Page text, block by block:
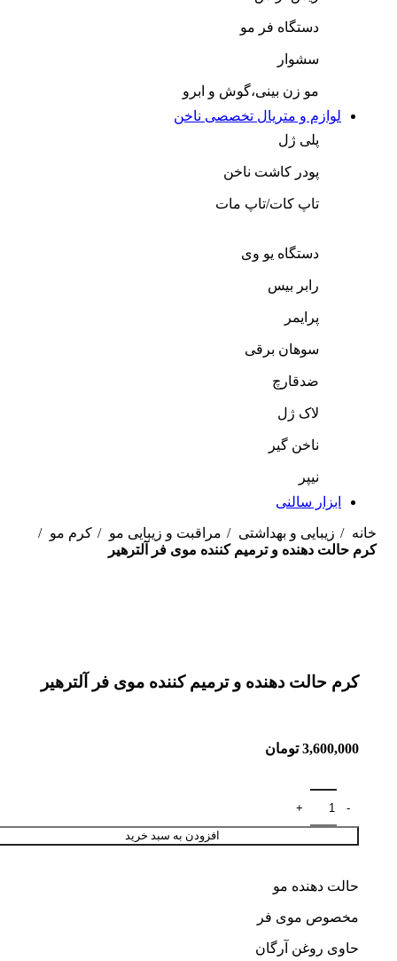
دستگاه فر مو
سشوار
مو زن بینی،گوش و ابرو
لوازم و متریال تخصصی ناخن
پلی ژل
پودر کاشت ناخن
تاپ کات/تاپ مات
دستگاه یو وی
رابر بیس
پرایمر
سوهان برقی
ضدقارچ
لاک ژل
ناخن گیر
نیپر
ابزار سالنی
خانه زیبایی و بهداشتی مراقبت و زیبایی مو
کرم مو
کرم حالت دهنده و ترمیم کننده موی فر آلترهیر
کرم حالت دهنده و ترمیم کننده موی فر آلترهیر
3,600,000 تومان
افزودن به سبد خرید
حالت دهنده مو
مخصوص موی فر
حاوی روغن آرگان